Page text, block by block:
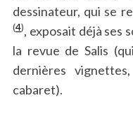
dessinateur, qui se
(4), exposait déjà ses
la revue de Salis
dernières
cabaret).